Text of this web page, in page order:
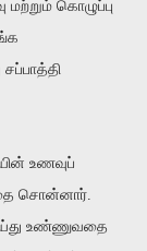
கொழுப்பு
சப்பாத்தி
உணவுப்
சொன்னார்.
உண்ணுவதை